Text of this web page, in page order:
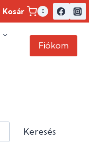
Kosár 0
Fiókom
Keresés